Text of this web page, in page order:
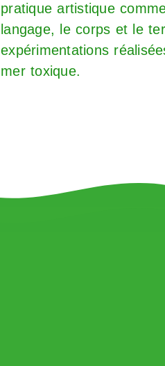
pratique artistique
langage, le corps et le
expérimentations
mer toxique.